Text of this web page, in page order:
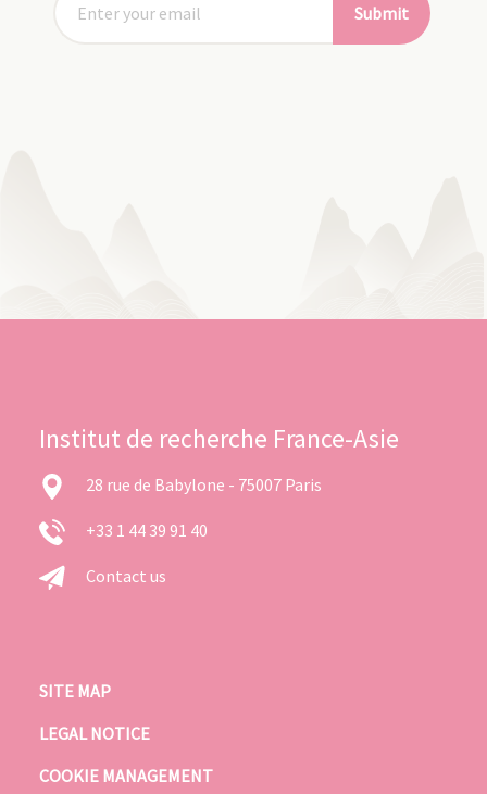
Submit
Institut de recherche France-Asie
28 rue de Babylone - 75007 Paris
+33 1 44 39 91 40
Contact us
SITE MAP
LEGAL NOTICE
COOKIE MANAGEMENT